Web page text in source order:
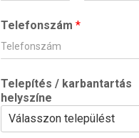
Telefonszám *
Telepítés / karbantartás
helyszíne